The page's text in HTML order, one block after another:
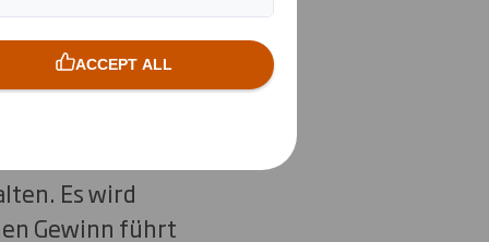
von DS Smith als
zum
Cashflow. Der
von DS
Es wird
Gewinn führt